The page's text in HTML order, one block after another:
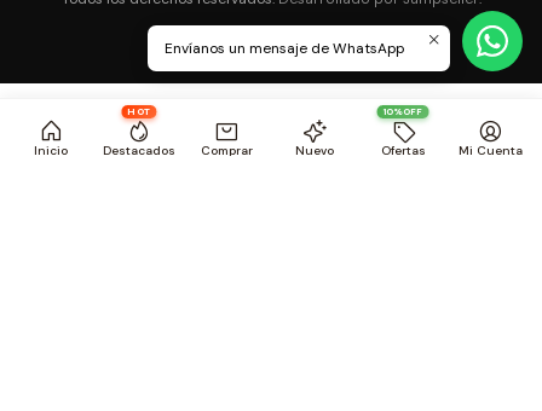
Inicio
HOT
Destacados Comprar Nuevo
10%OFF
Ofertas Mi Cuenta
Envíanos un mensaje de WhatsApp